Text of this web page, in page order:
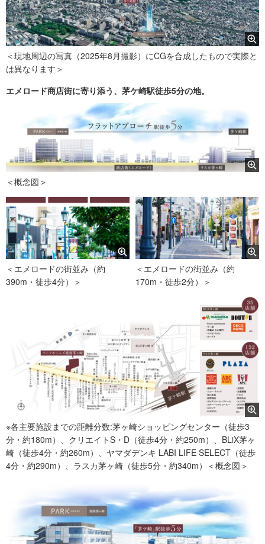
オートバス ランドリーパイプ
＜現地周辺の写真（2025年8月撮影）にCGを合成したもので実際と
は異なります＞
エメロード商店街に寄り添う、茅ケ崎駅徒歩5分の地。
＜概念図＞
＜エメロードの街並み（約
390m・徒歩4分）＞
＜エメロードの街並み（約
170m・徒歩2分）＞
※各主要施設までの距離分数:茅ヶ崎ショッピングセンター（徒歩3
分・約180m）、クリエイトS・D（徒歩4分・約250m）、BLiX茅ヶ
崎（徒歩4分・約260m）、ヤマダデンキ LABI LIFE SELECT（徒歩
4分・約290m）、ラスカ茅ヶ崎（徒歩5分・約340m）＜概念図＞